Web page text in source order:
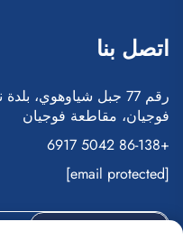
اتصل بنا
رقم 77 جبل شياوهوي،
فوجيان، مقاطعة فوجيان
+86-138 5042 6917
[email protected]